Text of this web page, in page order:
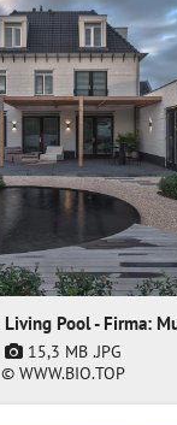
15,3 MB .JPG
© WWW.BIO.TOP